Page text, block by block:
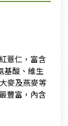
薏仁，富含
基酸、維生
麥及燕麥等
豐富，內含